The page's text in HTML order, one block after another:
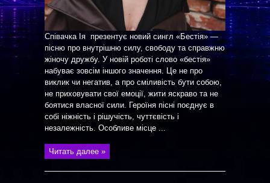
Співачка Ія презентує новий сингл «Бестія» —
пісню про внутрішню силу, свободу та справжню
жіночу дружбу. У новій роботі слово «бестія»
набуває зовсім іншого значення. Це не про
виклик чи негатив, а про сміливість бути собою,
не приховувати свої емоції, жити яскраво та не
боятися власної сили. Героїня пісні поєднує в
собі ніжність і рішучість, чуттєвість і
незалежність. Особливе місце ...
Читать далее »